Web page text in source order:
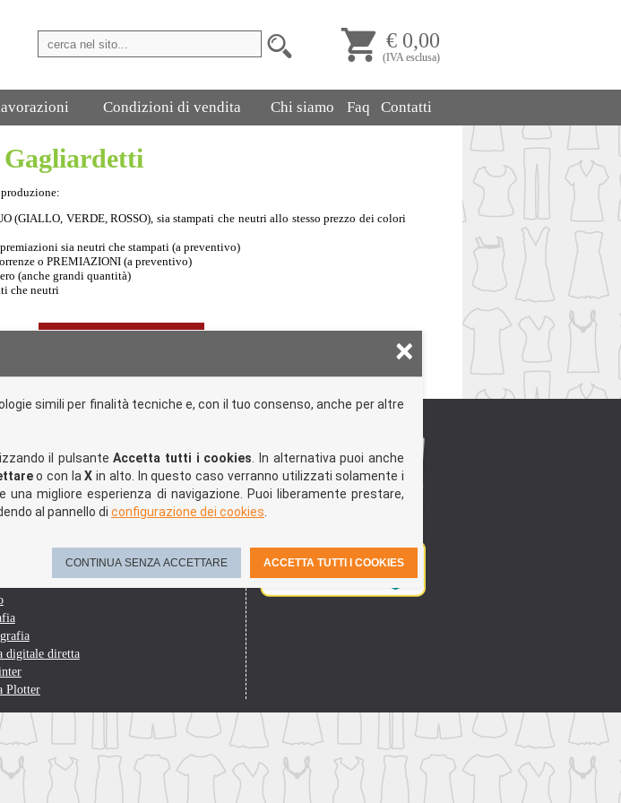
€ 0,00
(IVA esclusa)
Condizioni di vendita Chi siamo Faq Contatti
Gagliardetti
(GIALLO, VERDE, ROSSO), sia stampati che neutri allo stesso prezzo dei colori
sia neutri che stampati (a preventivo)
o PREMIAZIONI (a preventivo)
(anche grandi quantità)
che neutri
Magliette
da lavoro
e calendari
pubblicitari
Personalizzato
lavorazioni
digitale diretta
Plotter
×
simili per finalità tecniche e, con il tuo consenso, anche per altre
il pulsanteAccetta tutti i cookies . In alternativa puoi anche
o con laX in alto. In questo caso verranno utilizzati solamente i
migliore esperienza di navigazione. Puoi liberamente prestare,
al pannello di configurazione dei cookies
CONTINUA SENZA ACCETTARE ACCETTA TUTTI I COOKIES